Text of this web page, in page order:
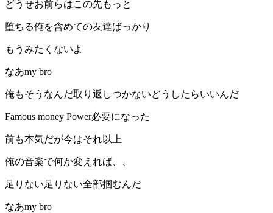
どうせお前らはこの先もっと
堕ちる俺を含めての友達ばっかり
もうみたくないよ
なあmy bro
俺もそうなんだ取り返しつかないどうしたらいいんだ
Famous money Power必要になった
前も本気だが今はそれ以上
俺の音楽で何か変えれば、、
足りない足りない全部掴むんだ
なあmy bro